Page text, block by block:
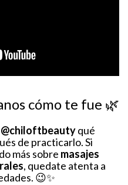
cómo te fue 🌿
@chiloftbeautyqué
de practicarlo. Si
más sobre masajes
, quedate atenta a
😉✨